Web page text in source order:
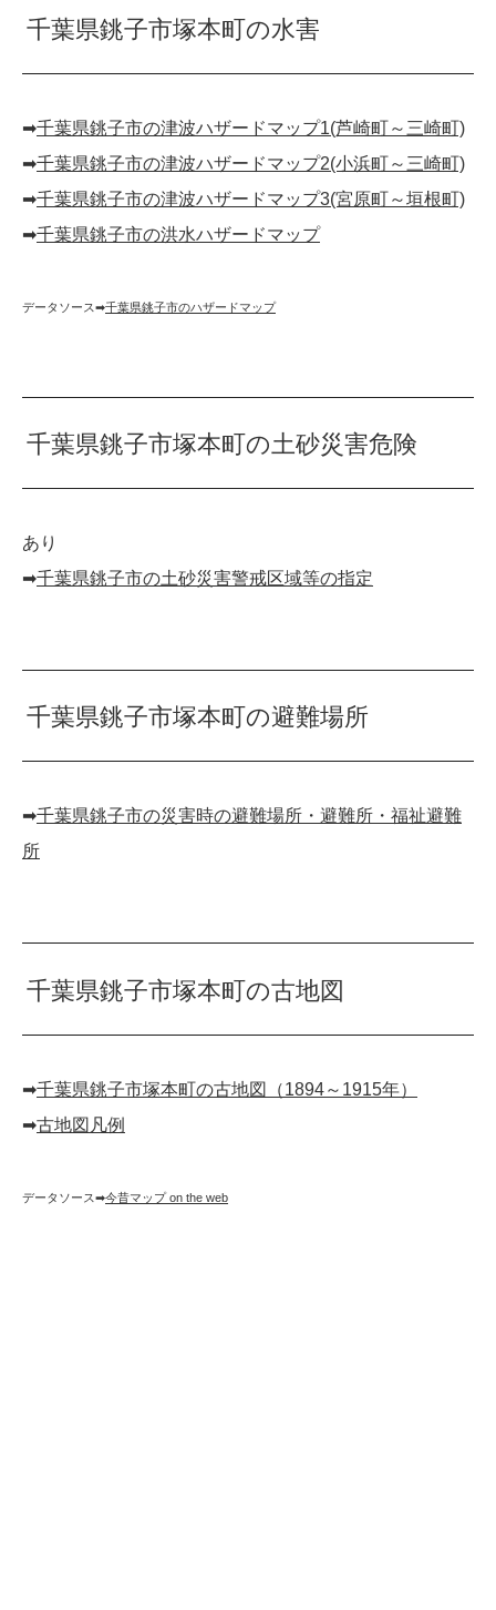
千葉県銚子市塚本町の水害
➡︎千葉県銚子市の津波ハザードマップ1(芦崎町～三崎町)
➡︎千葉県銚子市の津波ハザードマップ2(小浜町～三崎町)
➡︎千葉県銚子市の津波ハザードマップ3(宮原町～垣根町)
➡︎千葉県銚子市の洪水ハザードマップ
データソース➡︎千葉県銚子市のハザードマップ
千葉県銚子市塚本町の土砂災害危険
あり
➡︎千葉県銚子市の土砂災害警戒区域等の指定
千葉県銚子市塚本町の避難場所
➡︎千葉県銚子市の災害時の避難場所・避難所・福祉避難
所
千葉県銚子市塚本町の古地図
➡︎千葉県銚子市塚本町の古地図（1894～1915年）
➡︎古地図凡例
データソース➡︎今昔マップ on the web